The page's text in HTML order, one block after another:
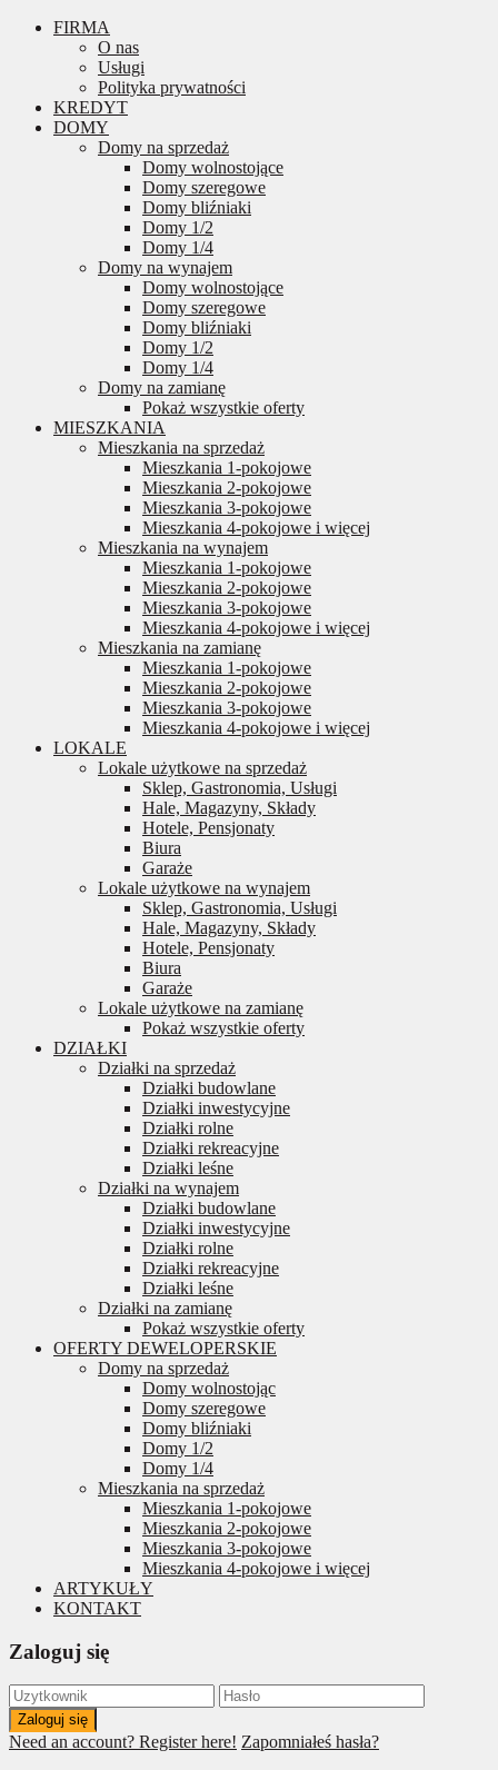
FIRMA
O nas
Usługi
Polityka prywatności
KREDYT
DOMY
Domy na sprzedaż
Domy wolnostojące
Domy szeregowe
Domy bliźniaki
Domy 1/2
Domy 1/4
Domy na wynajem
Domy wolnostojące
Domy szeregowe
Domy bliźniaki
Domy 1/2
Domy 1/4
Domy na zamianę
Pokaż wszystkie oferty
MIESZKANIA
Mieszkania na sprzedaż
Mieszkania 1-pokojowe
Mieszkania 2-pokojowe
Mieszkania 3-pokojowe
Mieszkania 4-pokojowe i więcej
Mieszkania na wynajem
Mieszkania 1-pokojowe
Mieszkania 2-pokojowe
Mieszkania 3-pokojowe
Mieszkania 4-pokojowe i więcej
Mieszkania na zamianę
Mieszkania 1-pokojowe
Mieszkania 2-pokojowe
Mieszkania 3-pokojowe
Mieszkania 4-pokojowe i więcej
LOKALE
Lokale użytkowe na sprzedaż
Sklep, Gastronomia, Usługi
Hale, Magazyny, Składy
Hotele, Pensjonaty
Biura
Garaże
Lokale użytkowe na wynajem
Sklep, Gastronomia, Usługi
Hale, Magazyny, Składy
Hotele, Pensjonaty
Biura
Garaże
Lokale użytkowe na zamianę
Pokaż wszystkie oferty
DZIAŁKI
Działki na sprzedaż
Działki budowlane
Działki inwestycyjne
Działki rolne
Działki rekreacyjne
Działki leśne
Działki na wynajem
Działki budowlane
Działki inwestycyjne
Działki rolne
Działki rekreacyjne
Działki leśne
Działki na zamianę
Pokaż wszystkie oferty
OFERTY DEWELOPERSKIE
Domy na sprzedaż
Domy wolnostojąc
Domy szeregowe
Domy bliźniaki
Domy 1/2
Domy 1/4
Mieszkania na sprzedaż
Mieszkania 1-pokojowe
Mieszkania 2-pokojowe
Mieszkania 3-pokojowe
Mieszkania 4-pokojowe i więcej
ARTYKUŁY
KONTAKT
Zaloguj się
Zaloguj się
Need an account? Register here! Zapomniałeś hasła?